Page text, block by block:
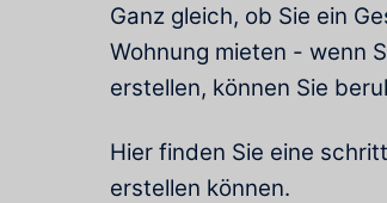
Ganz gleich, ob Sie ein
Wohnung mieten - wenn
erstellen, können Sie
Hier finden Sie eine
erstellen können.